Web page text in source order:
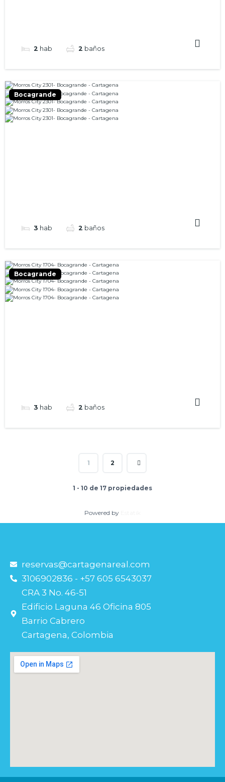
2 hab 2 baños
Bocagrande
3 hab 2 baños
Bocagrande
3 hab 2 baños
1 2
1 - 10 de 17 propiedades
Powered by
reservas@cartagenareal.com
3106902836 - +57 605 6543037
CRA 3 No. 46-51
Edificio Laguna 46 Oficina 805
Barrio Cabrero
Cartagena, Colombia